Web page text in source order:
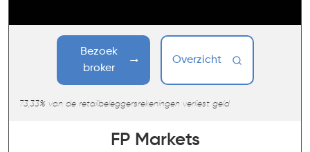
Bezoek
broker
Overzicht
73,33% van de retailbeleggersrekeningen verliest geld
FP Markets